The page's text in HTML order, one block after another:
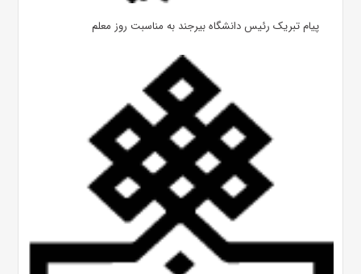
پیام تبریک رئیس دانشگاه بیرجند به مناسبت روز معلم